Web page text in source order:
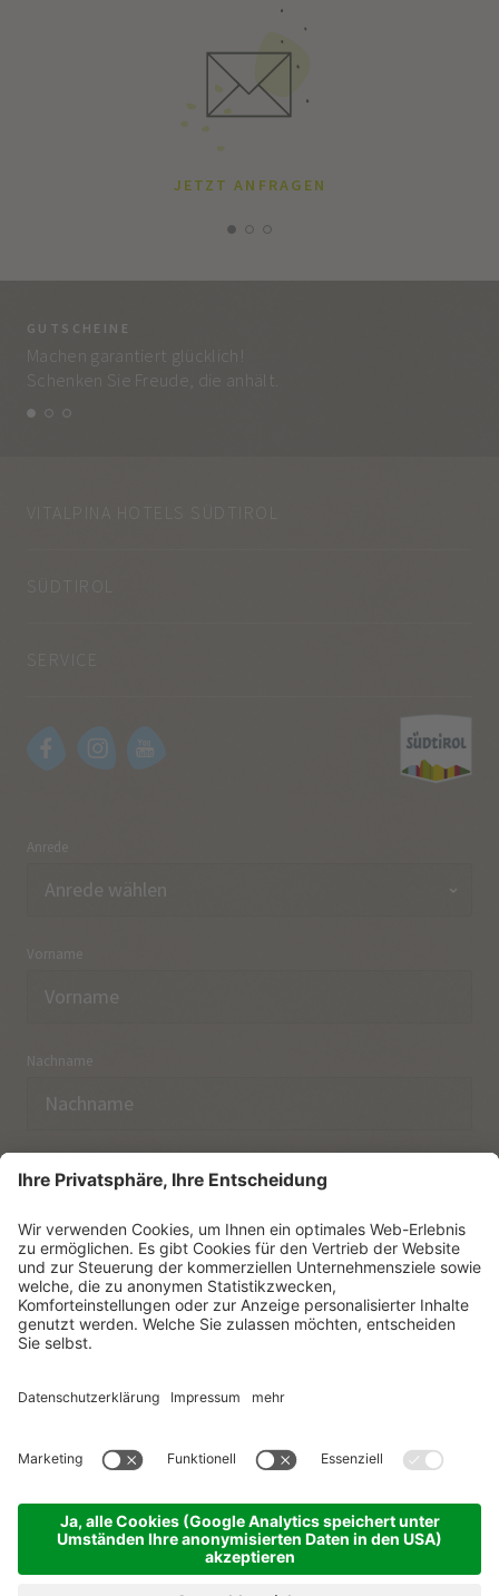
JETZT ANFRAGEN
GUTSCHEINE
Machen garantiert glücklich!
Schenken Sie Freude, die anhält.
VITALPINA HOTELS SÜDTIROL
SÜDTIROL
Anrede
Vorname
Nachname
E-Mail
Ich habe dieDatenschutzerklärungzur Kenntnis
genommen.
NEWSLETTER ABONNIEREN
produced by